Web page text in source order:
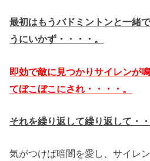
最初はもうバドミントンと一緒
うにいかず・・・・。
即効で敵に見つかりサイレンが
てぼこぼこにされ・・・・。
それを繰り返して繰り返して・・
気がつけば暗闇を愛し、サイレ